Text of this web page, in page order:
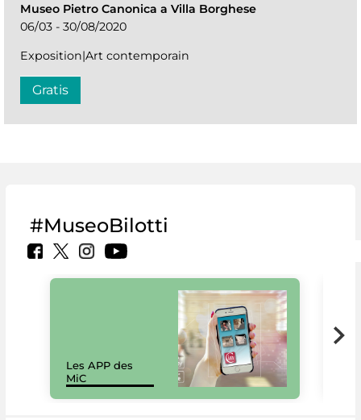
Museo Pietro Canonica a Villa Borghese
06/03 - 30/08/2020
Exposition|Art contemporain
Gratis
#MuseoBilotti
Les APP des
MiC